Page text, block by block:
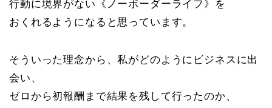
行動に境界がない《ノーボーダーライフ》を
おくれるようになると思っています。
そういった理念から、私がどのようにビジネスに出
会い、
ゼロから初報酬まで結果を残して行ったのか、